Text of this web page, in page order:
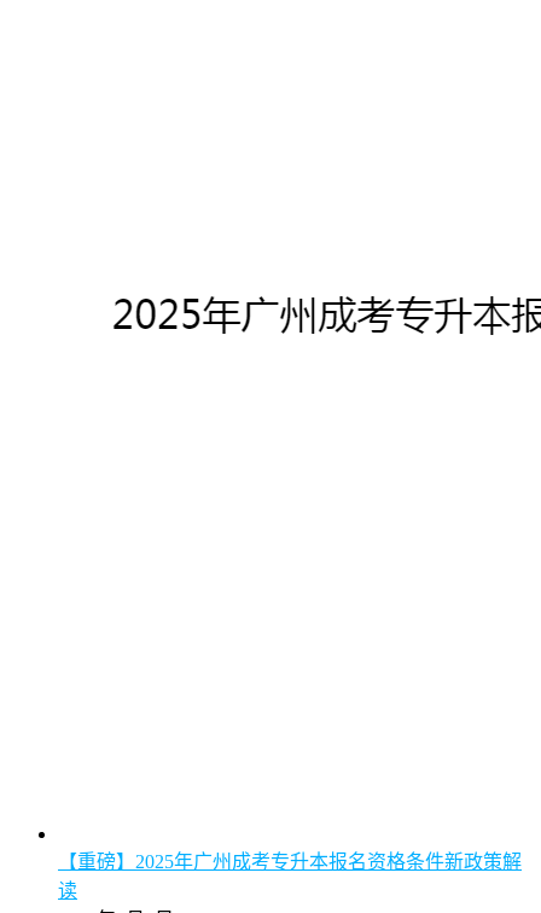
【重磅】2025年广州成考专升本报名资格条件新政策解
读